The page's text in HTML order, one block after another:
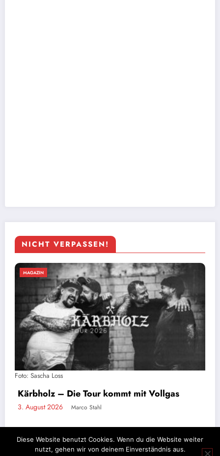
NICHT VERPASSEN!
MAGAZIN
größten Rammstein-Tribute-Band der Welt
2. August 2026 Marco Stahl
Diese Website benutzt Cookies. Wenn du die Website weiter
nutzt, gehen wir von deinem Einverständnis aus.